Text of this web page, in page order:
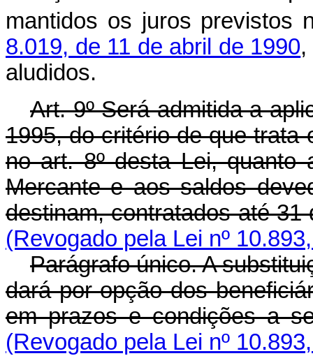
mantidos os juros previstos
8.019, de 11 de abril de 1990
aludidos.
Art. 9º Será admitida a
1995, do critério de que trata
no art. 8º desta Lei, quanto
Mercante e aos saldos
destinam, contratados até 31
(Revogado pela Lei nº
Parágrafo único. A
dará por opção dos
em prazos e condições a
(Revogado pela Lei nº